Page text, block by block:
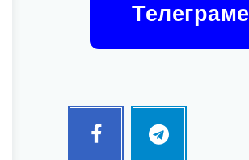
Телеграме
Facebook
Follow
Telegram
Follow